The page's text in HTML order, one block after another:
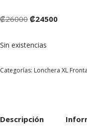
₡26000 ₡24500
Sin existencias
Categorías: Lonchera XL
Descripción